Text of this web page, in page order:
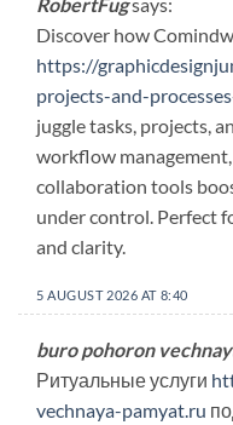
Discover how
https://
projects-and-
juggle tasks, projects,
workflow
collaboration tools
under control. Perfect
and clarity.
5 AUGUST 2026 AT 8:40
buro pohoron
Ритуальные услуги
vechnaya-pamyat.ru